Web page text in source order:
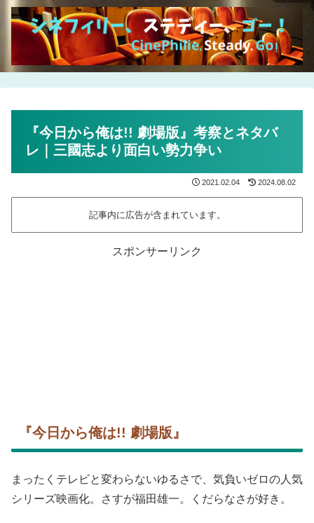
『今日から俺は!! 劇場版』考察とネタバ
レ｜三國志より面白い勢力争い
2021.02.04 2024.08.02
記事内に広告が含まれています。
スポンサーリンク
『今日から俺は!! 劇場版』
まったくテレビと変わらないゆるさで、気負いゼロの人気
シリーズ映画化。さすが福田雄一。くだらなさが好き。